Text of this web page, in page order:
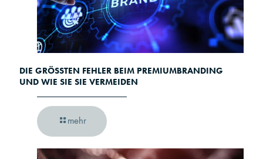
DIE GRÖSSTEN FEHLER BEIM PREMIUMBRANDING U
ND WIE SIE SIE VERMEIDEN
mehr